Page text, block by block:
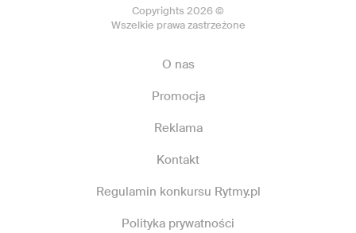
Copyrights 2026 ©
Wszelkie prawa zastrzeżone
O nas
Promocja
Reklama
Kontakt
Regulamin konkursu Rytmy.pl
Polityka prywatności